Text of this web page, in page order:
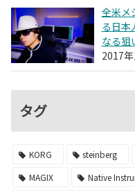
全米メ
る日本
なる狙
2017
タグ
KORG steinberg
MAGIX
Native